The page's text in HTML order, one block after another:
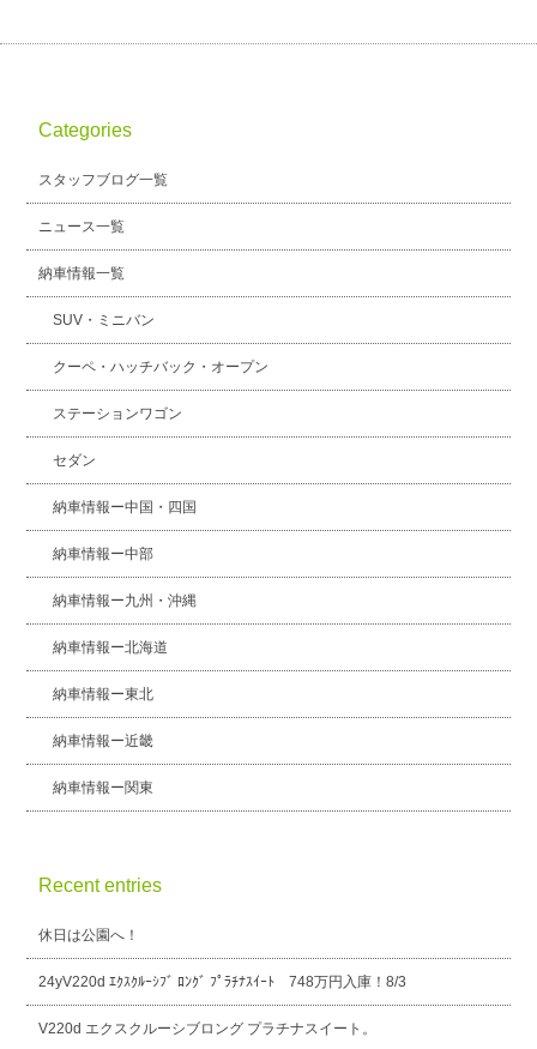
Categories
スタッフブログ一覧
ニュース一覧
納車情報一覧
SUV・ミニバン
クーペ・ハッチバック・オープン
ステーションワゴン
セダン
納車情報ー中国・四国
納車情報ー中部
納車情報ー九州・沖縄
納車情報ー北海道
納車情報ー東北
納車情報ー近畿
納車情報ー関東
Recent entries
休日は公園へ！
24yV220d ｴｸｽｸﾙｰｼﾌﾞ ﾛﾝｸﾞ ﾌﾟﾗﾁﾅｽｲｰﾄ 748万円入庫！8/3
V220d エクスクルーシブロング プラチナスイート。